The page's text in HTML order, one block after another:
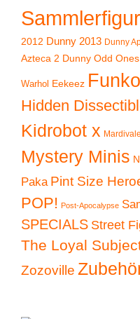
2012 Dunny 2013 Dunny
Azteca 2 Dunny Odd Ones
Warhol Eekeez
Hidden
Kidrobot x Mardivale
Mystery Minis
Paka Pint Size
POP! Post-Apocalypse
SPECIALS Street
The Loyal
Zozoville